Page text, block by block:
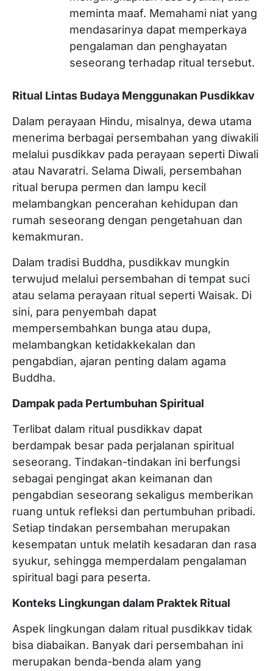
meminta maaf. Memahami niat yang
mendasarinya dapat memperkaya
pengalaman dan penghayatan
seseorang terhadap ritual tersebut.
Ritual Lintas Budaya Menggunakan Pusdikkav
Dalam perayaan Hindu, misalnya, dewa utama
menerima berbagai persembahan yang diwakili
melalui pusdikkav pada perayaan seperti Diwali
atau Navaratri. Selama Diwali, persembahan
ritual berupa permen dan lampu kecil
melambangkan pencerahan kehidupan dan
rumah seseorang dengan pengetahuan dan
kemakmuran.
Dalam tradisi Buddha, pusdikkav mungkin
terwujud melalui persembahan di tempat suci
atau selama perayaan ritual seperti Waisak. Di
sini, para penyembah dapat
mempersembahkan bunga atau dupa,
melambangkan ketidakkekalan dan
pengabdian, ajaran penting dalam agama
Buddha.
Dampak pada Pertumbuhan Spiritual
Terlibat dalam ritual pusdikkav dapat
berdampak besar pada perjalanan spiritual
seseorang. Tindakan-tindakan ini berfungsi
sebagai pengingat akan keimanan dan
pengabdian seseorang sekaligus memberikan
ruang untuk refleksi dan pertumbuhan pribadi.
Setiap tindakan persembahan merupakan
kesempatan untuk melatih kesadaran dan rasa
syukur, sehingga memperdalam pengalaman
spiritual bagi para peserta.
Konteks Lingkungan dalam Praktek Ritual
Aspek lingkungan dalam ritual pusdikkav tidak
bisa diabaikan. Banyak dari persembahan ini
merupakan benda-benda alam yang